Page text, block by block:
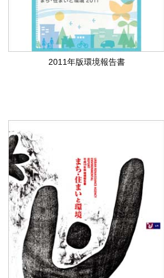
2011年版環境報告書